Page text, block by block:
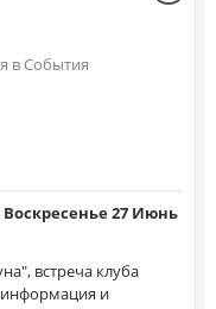
в События
Воскресенье 27 Июнь
встреча клуба
информация и